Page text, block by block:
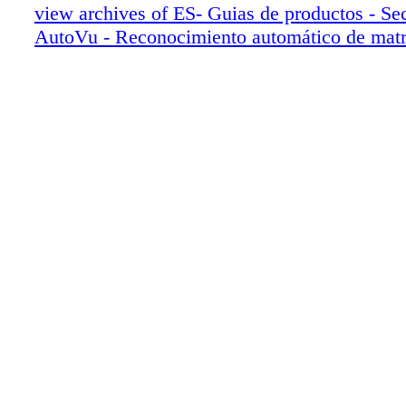
view archives of ES- Guias de productos -
AutoVu - Reconocimiento automático de